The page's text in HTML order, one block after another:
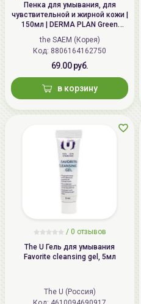
Пенка для умывания, для
чувствительной и жирной кожи |
150мл | DERMA PLAN Green
Bubble Foam Cleanser
the SAEM (Корея)
Код: 8806164162750
69.00 руб.
в корзину
/ 0 отзывов
The U Гель для умывания
Favorite cleansing gel, 5мл
The U (Россия)